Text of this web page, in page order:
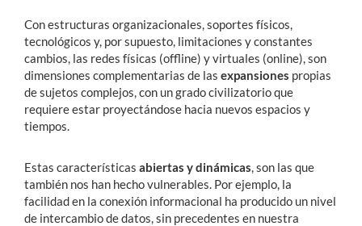
Con estructuras organizacionales, soportes físicos,
tecnológicos y, por supuesto, limitaciones y constantes
cambios, las redes físicas (offline) y virtuales (online), son
dimensiones complementarias de las expansiones propias
de sujetos complejos, con un grado civilizatorio que
requiere estar proyectándose hacia nuevos espacios y
tiempos.
Estas características abiertas y dinámicas, son las que
también nos han hecho vulnerables. Por ejemplo, la
facilidad en la conexión informacional ha producido un nivel
de intercambio de datos, sin precedentes en nuestra